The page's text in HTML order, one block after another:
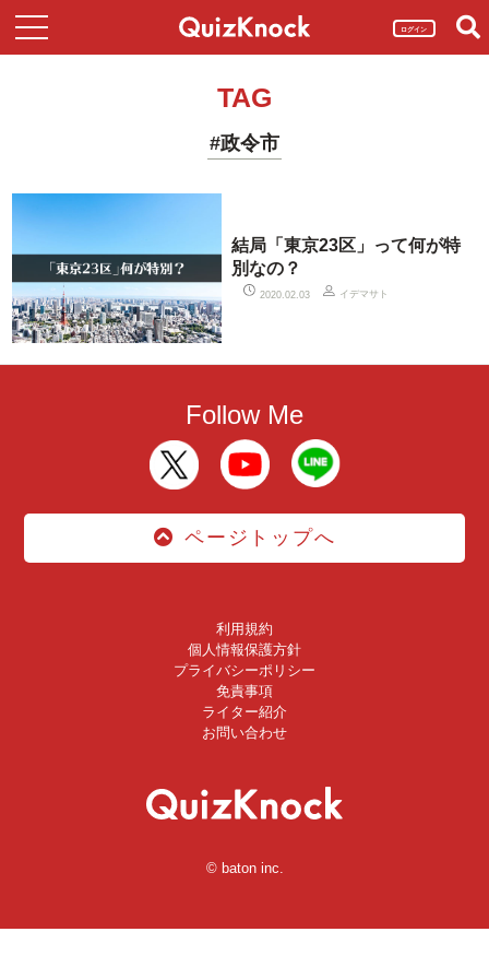
ログイン
TAG
#政令市
結局「東京23区」って何が特
別なの？
2020.02.03 イデマサト
Follow Me
ページトップへ
利用規約
個人情報保護方針
プライバシーポリシー
免責事項
ライター紹介
お問い合わせ
© baton inc.